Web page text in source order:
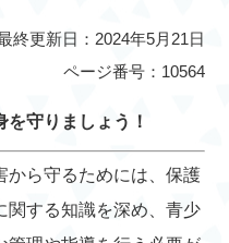
終更新日：2024年5月21日
ページ番号：10564
守りましょう！
から守るためには、保護
関する知識を深め、青少